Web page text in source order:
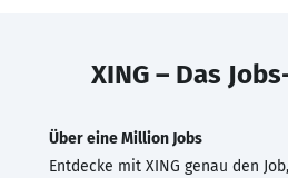
XING – Das
Über eine Million Jobs
Entdecke mit XING genau den